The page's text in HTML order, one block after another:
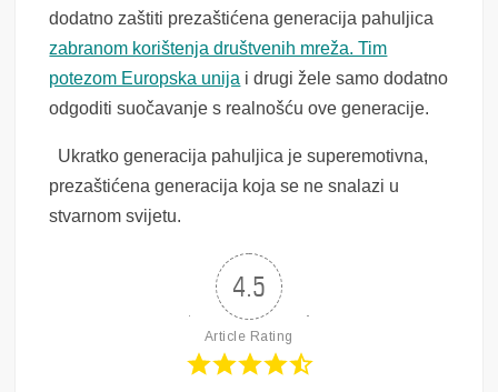
dodatno zaštiti prezaštićena generacija pahuljica
zabranom korištenja društvenih mreža. Tim
potezom Europska unija i drugi žele samo dodatno
odgoditi suočavanje s realnošću ove generacije.
Ukratko generacija pahuljica je superemotivna,
prezaštićena generacija koja se ne snalazi u
stvarnom svijetu.
4.5
Article Rating